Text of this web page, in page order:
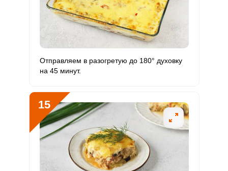
Отправляем в разогретую до 180° духовку
на 45 минут.
15